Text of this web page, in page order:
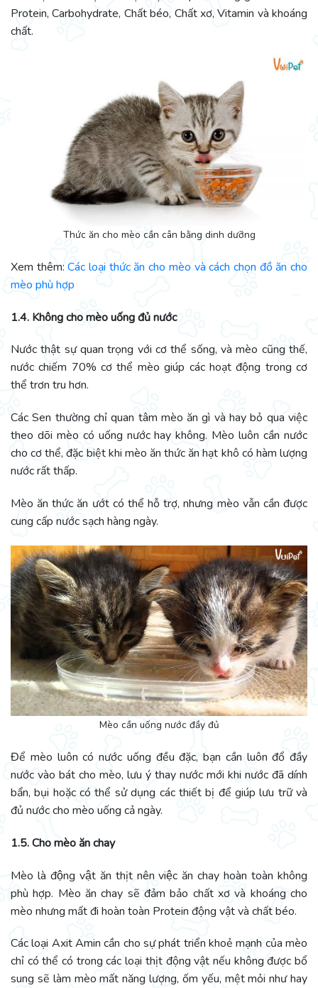
Protein, Carbohydrate, Chất béo, Chất xơ, Vitamin và khoáng
chất.
Thức ăn cho mèo cần cân bằng dinh dưỡng
Xem thêm:Các loại thức ăn cho mèo và cách chọn đồ ăn cho
mèo phù hợp
1.4. Không cho mèo uống đủ nước
Nước thật sự quan trọng với cơ thể sống, và mèo cũng thế,
nước chiếm 70% cơ thể mèo giúp các hoạt động trong cơ
thể trơn tru hơn.
Các Sen thường chỉ quan tâm mèo ăn gì và hay bỏ qua việc
theo dõi mèo có uống nước hay không. Mèo luôn cần nước
cho cơ thể, đặc biệt khi mèo ăn thức ăn hạt khô có hàm lượng
nước rất thấp.
Mèo ăn thức ăn ướt có thể hỗ trợ, nhưng mèo vẫn cần được
cung cấp nước sạch hàng ngày.
Mèo cần uống nước đầy đủ
Để mèo luôn có nước uống đều đặc, bạn cần luôn đổ đầy
nước vào bát cho mèo, lưu ý thay nước mới khi nước đã dính
bẩn, bụi hoặc có thể sử dụng các thiết bị để giúp lưu trữ và
đủ nước cho mèo uống cả ngày.
1.5. Cho mèo ăn chay
Mèo là động vật ăn thịt nên việc ăn chay hoàn toàn không
phù hợp. Mèo ăn chay sẽ đảm bảo chất xơ và khoáng cho
mèo nhưng mất đi hoàn toàn Protein động vật và chất béo.
Các loại Axit Amin cần cho sự phát triển khoẻ mạnh của mèo
chỉ có thể có trong các loại thịt động vật nếu không được bổ
sung sẽ làm mèo mất năng lượng, ốm yếu, mệt mỏi như hay